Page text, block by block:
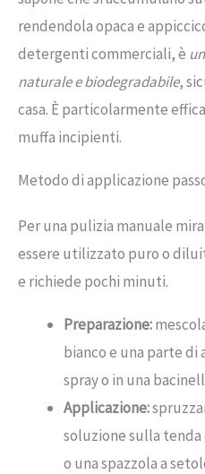
rendendola opaca e
detergenti commerciali, è
naturale e biodegradabile,
casa. È particolarmente
muffa incipienti.
Metodo di applicazione
Per una pulizia manuale
essere utilizzato puro o
e richiede pochi minuti.
Preparazione:
bianco e una parte di
spray o in una
Applicazione:
soluzione sulla tenda
o una spazzola a